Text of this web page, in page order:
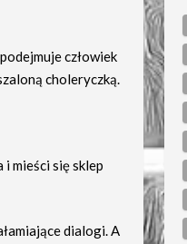
człowiek
choleryczką.
mieści się sklep
dialogi. A